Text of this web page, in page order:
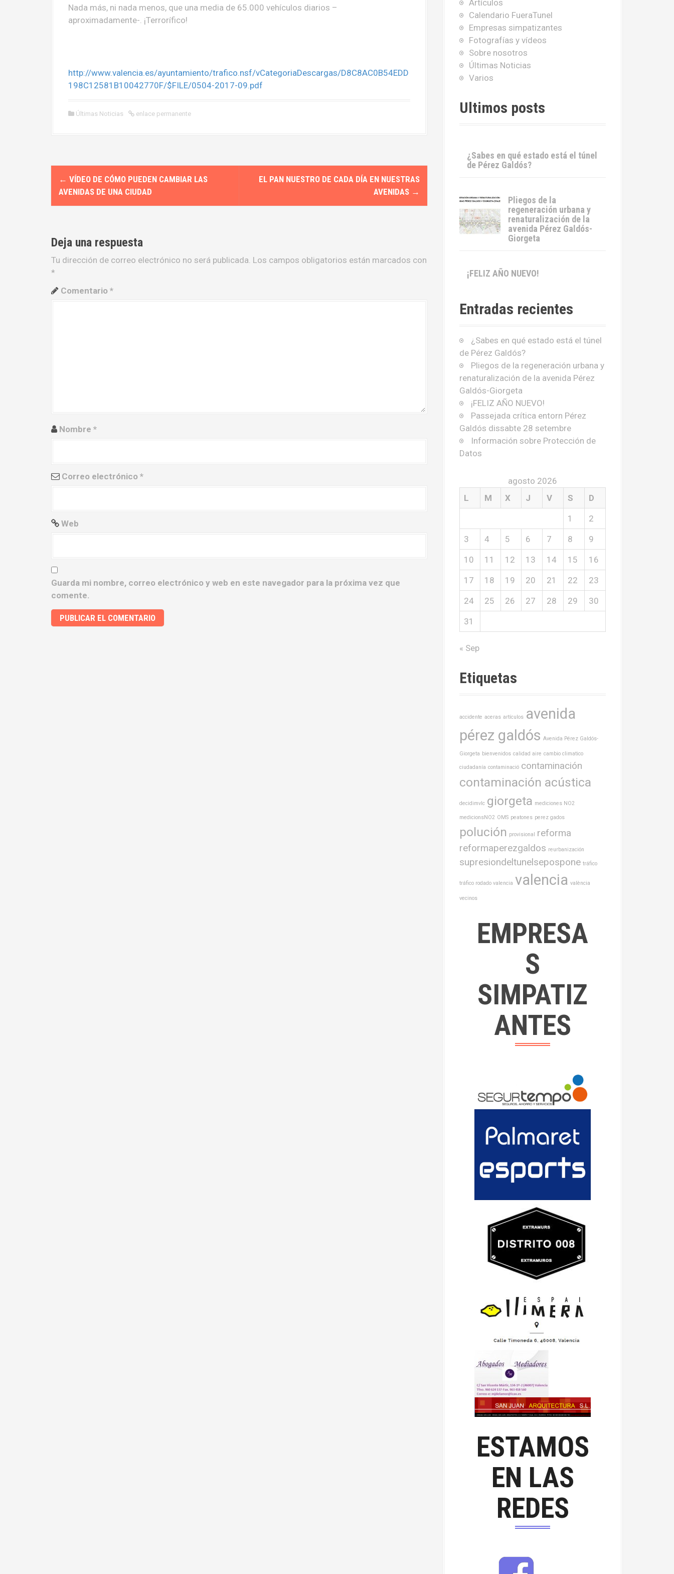
Nada más, ni nada menos, que una media de 65.000 vehículos diarios –
aproximadamente-. ¡Terrorífico!
http://www.valencia.es/ayuntamiento/trafico.nsf/vCategoriaDescargas/D8C8AC0B54EDD
198C12581B10042770F/$FILE/0504-2017-09.pdf
Últimas Noticias enlace permanente
N
a
e
g
a
c
n
r
a
← VÍDEO DE CÓMO PUEDEN CAMBIAR LAS
AVENIDAS DE UNA CIUDAD
EL PAN NUESTRO DE CADA DÍA EN NUESTRAS
AVENIDAS →
Deja una respuesta
Tu dirección de correo electrónico no será publicada. Los campos obligatorios están marcados con
*
Comentario *
Nombre *
Correo electrónico *
Web
Guarda mi nombre, correo electrónico y web en este navegador para la próxima vez que
comente.
Artículos
Calendario FueraTunel
Empresas simpatizantes
Fotografías y vídeos
Sobre nosotros
Últimas Noticias
Varios
Ultimos posts
¿Sabes en qué estado está el túnel
de Pérez Galdós?
Pliegos de la
regeneración urbana y
renaturalización de la
avenida Pérez Galdós-
Giorgeta
¡FELIZ AÑO NUEVO!
Entradas recientes
¿Sabes en qué estado está el túnel
de Pérez Galdós?
Pliegos de la regeneración urbana y
renaturalización de la avenida Pérez
Galdós-Giorgeta
¡FELIZ AÑO NUEVO!
Passejada crítica entorn Pérez
Galdós dissabte 28 setembre
Información sobre Protección de
Datos
agosto 2026
L
M X J V S D
1 2
3 4 5 6 7 8 9
10 11 12 13 14 15 16
17 18 19 20 21 22 23
24 25 26 27 28 29 30
31
« Sep
Etiquetas
accidente aceras artículos avenida
pérez galdós Avenida Pérez Galdós-
Giorgeta bienvenidos calidad aire cambio climatico
ciudadanía contaminació contaminación
contaminación acústica
decidimvlc giorgeta mediciones NO2
medicionsNO2 OMS peatones perez gados
polución provisional reforma
reformaperezgaldos reurbanización
supresiondeltunelsepospone tráfico
tráfico rodado valencia valencia valència
vecinos
EMPRESA
S
SIMPATIZ
ANTES
ESTAMOS
EN LAS
REDES